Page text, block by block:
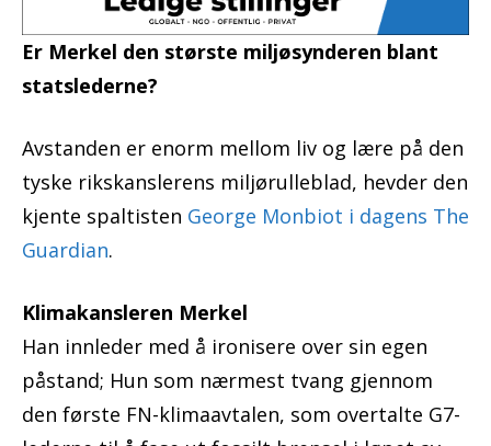
Er Merkel den største miljøsynderen blant
statslederne?
Avstanden er enorm mellom liv og lære på den
tyske rikskanslerens miljørulleblad, hevder den
kjente spaltisten George Monbiot i dagens The
Guardian.
Klimakansleren Merkel
Han innleder med å ironisere over sin egen
påstand; Hun som nærmest tvang gjennom
den første FN-klimaavtalen, som overtalte G7-